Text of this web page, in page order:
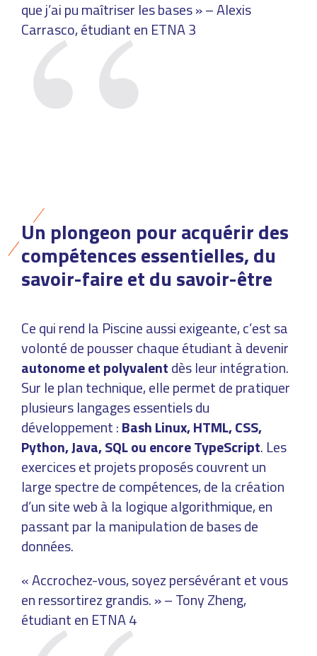
que j’ai pu maîtriser les bases » – Alexis
Carrasco, étudiant en ETNA 3
Un plongeon pour acquérir des
compétences essentielles, du
savoir-faire et du savoir-être
Ce qui rend la Piscine aussi exigeante, c’est sa
volonté de pousser chaque étudiant à devenir
autonome et polyvalentdès leur intégration.
Sur le plan technique, elle permet de pratiquer
plusieurs langages essentiels du
développement :Bash Linux,HTML, CSS,
Python, Java, SQL ou encore TypeScript. Les
exercices et projets proposés couvrent un
large spectre de compétences, de la création
d’un site web à la logique algorithmique, en
passant par la manipulation de bases de
données.
« Accrochez-vous, soyez persévérant et vous
en ressortirez grandis. » – Tony Zheng,
étudiant en ETNA 4